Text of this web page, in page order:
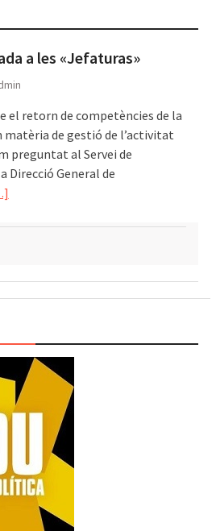
a les «Jefaturas»
el retorn de competències de la
de gestió de l’activitat
preguntat al Servei de
Direcció General de